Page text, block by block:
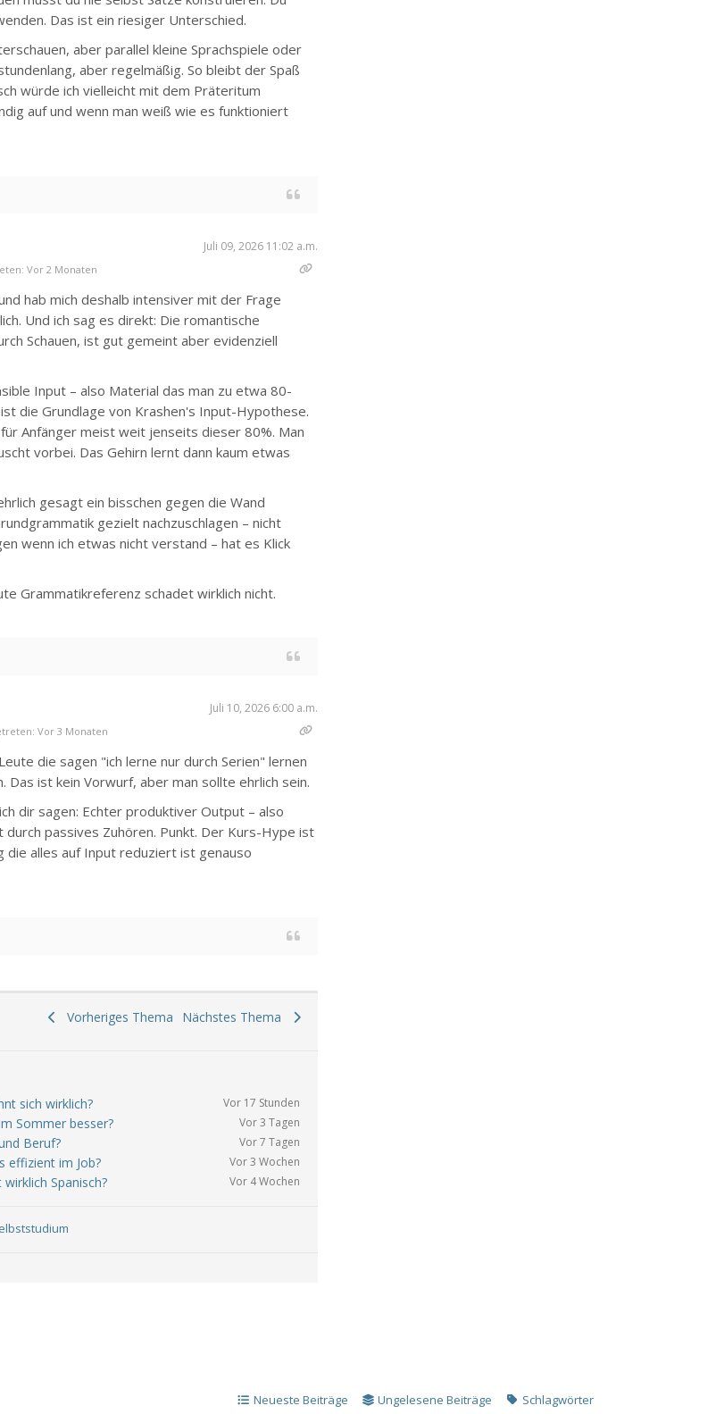
Das ist ein riesiger Unterschied.
aber parallel kleine Sprachspiele oder
aber regelmäßig. So bleibt der Spaß
würde ich vielleicht mit dem Präteritum
auf und wenn man weiß wie es funktioniert
Juli 09, 2026 11:02 a.m.
Vor 2 Monaten
hab mich deshalb intensiver mit der Frage
Und ich sag es direkt: Die romantische
Schauen, ist gut gemeint aber evidenziell
Input – also Material das man zu etwa 80-
die Grundlage von Krashen's Input-Hypothese.
Anfänger meist weit jenseits dieser 80%. Man
vorbei. Das Gehirn lernt dann kaum etwas
gesagt ein bisschen gegen die Wand
gezielt nachzuschlagen – nicht
wenn ich etwas nicht verstand – hat es Klick
Grammatikreferenz schadet wirklich nicht.
Juli 10, 2026 6:00 a.m.
Vor 3 Monaten
die sagen "ich lerne nur durch Serien" lernen
Das ist kein Vorwurf, aber man sollte ehrlich sein.
dir sagen: Echter produktiver Output – also
passives Zuhören. Punkt. Der Kurs-Hype ist
die alles auf Input reduziert ist genauso
Vorheriges Thema Nächstes Thema
sich wirklich?
Vor 17 Stunden
Sommer besser? Vor 3 Tagen
Beruf? Vor 7 Tagen
effizient im Job? Vor 3 Wochen
Spanisch? Vor 4 Wochen
Neueste Beiträge Ungelesene Beiträge Schlagwörter